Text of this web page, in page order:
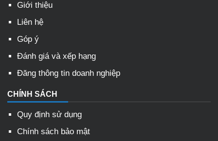
Giới thiệu
Liên hệ
Góp ý
Đánh giá và xếp hạng
Đăng thông tin doanh nghiệp
CHÍNH SÁCH
Quy định sử dụng
Chính sách bảo mật